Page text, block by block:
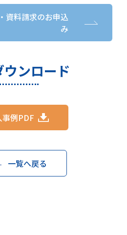
資料請求のお申込
み
ンロード
事例PDF
一覧へ戻る